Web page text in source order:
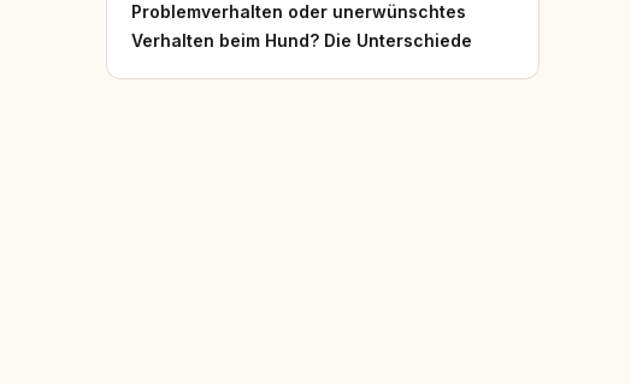
Problemverhalten oder unerwünschtes
Verhalten beim Hund? Die Unterschiede